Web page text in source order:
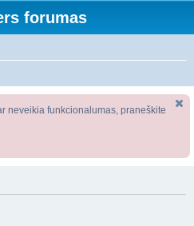
forumas
neveikia funkcionalumas, praneškite